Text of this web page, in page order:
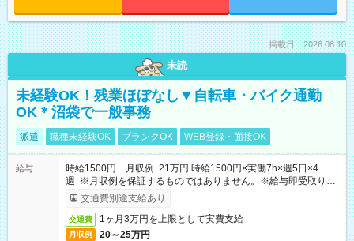
掲載日：2026.08.10
未読
未経験OK！残業ほぼなし▼自転車・バイク通勤
OK＊沼袋で一般事務
派遣 職種未経験OK ブランクOK WEB登録・面接OK
給与
時給1500円 月収例 21万円 時給1500円×実働7h×週5日×4
週 ※月収例を保証するものではありません。※給与即受取りサ
ービス利用可（利用条件有）
交通費別途支給あり
交通費 1ヶ月3万円を上限として実費支給
月収例 20～25万円